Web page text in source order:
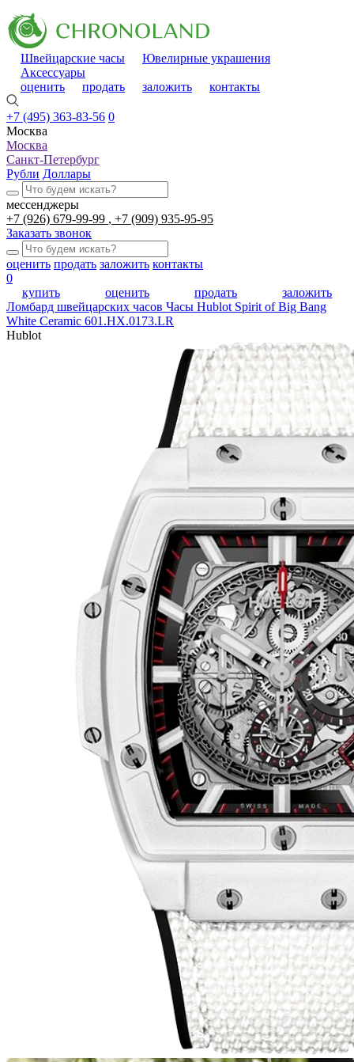
Швейцарские часы
Ювелирные украшения
Аксессуары
оценить
продать заложить контакты
+7 (495) 363-83-56 0
Москва
Москва
Санкт-Петербург
Рубли Доллары
мессенджеры
+7 (926) 679-99-99
+7 (909) 935-95-95
Заказать звонок
оценить продать заложить контакты
0
купить
оценить продать
заложить
Ломбард швейцарских часов Часы Hublot Spirit of Big Bang
White Ceramic 601.HX.0173.LR
Hublot